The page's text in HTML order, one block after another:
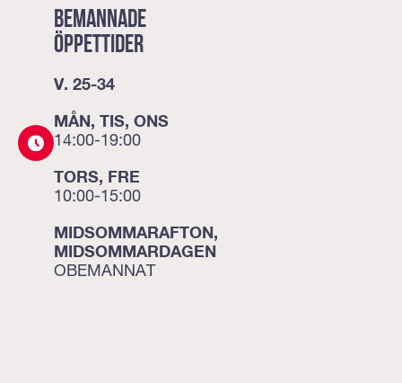
BEMANNADE
ÖPPETTIDER
V. 25-34
MÅN, TIS, ONS
14:00-19:00
TORS, FRE
10:00-15:00
MIDSOMMARAFTON,
MIDSOMMARDAGEN
OBEMANNAT